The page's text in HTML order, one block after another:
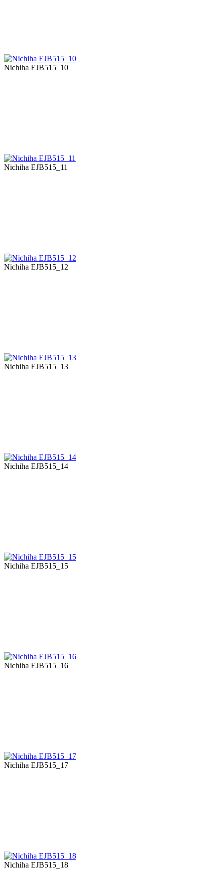
Nichiha EJB515_10
Nichiha EJB515_11
Nichiha EJB515_12
Nichiha EJB515_13
Nichiha EJB515_14
Nichiha EJB515_15
Nichiha EJB515_16
Nichiha EJB515_17
Nichiha EJB515_18